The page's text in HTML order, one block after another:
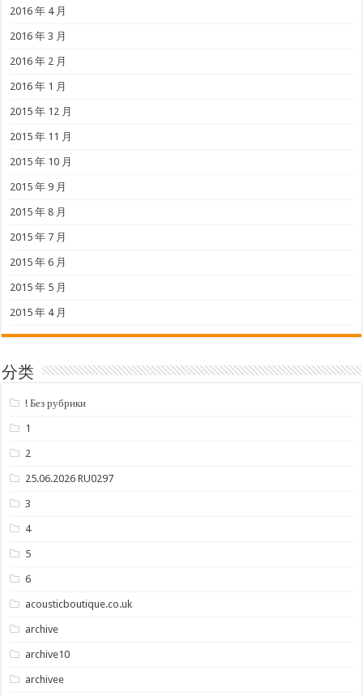
2016 年 4 月
2016 年 3 月
2016 年 2 月
2016 年 1 月
2015 年 12 月
2015 年 11 月
2015 年 10 月
2015 年 9 月
2015 年 8 月
2015 年 7 月
2015 年 6 月
2015 年 5 月
2015 年 4 月
分类
! Без рубрики
1
2
25.06.2026 RU0297
3
4
5
6
acousticboutique.co.uk
archive
archive10
archivee